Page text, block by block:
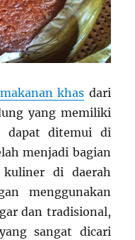
makanan khas dari
yang memiliki
dapat ditemui di
menjadi bagian
di daerah
menggunakan
dan tradisional,
sangat dicari